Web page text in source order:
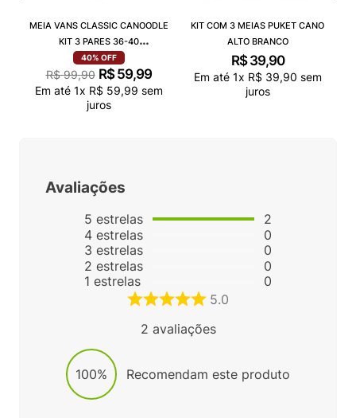
MEIA VANS CLASSIC CANOODLE
KIT 3 PARES 36-40
VN000QCAJU4
40% OFF
R$ 99,90 R$ 59,99
Em até 1x R$ 59,99 sem
juros
KIT COM 3 MEIAS PUKET CANO
ALTO BRANCO
R$ 39,90
Em até 1x R$ 39,90 sem
juros
Avaliações
5 estrelas
4 estrelas
3 estrelas
2 estrelas
1 estrelas
2
0
0
0
0
5.0
2 avaliações
100% Recomendam este produto